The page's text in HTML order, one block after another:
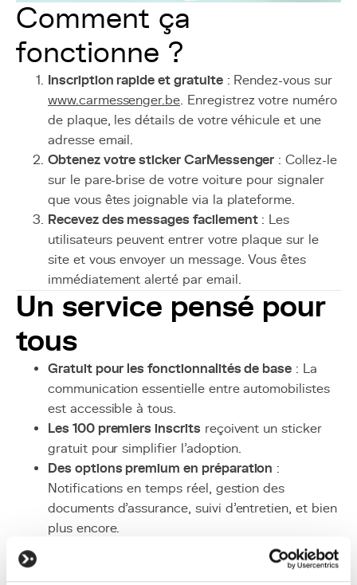
Comment ça
fonctionne ?
Inscription rapide et gratuite: Rendez-vous sur
www.carmessenger.be. Enregistrez votre numéro
de plaque, les détails de votre véhicule et une
adresse email.
Obtenez votre sticker CarMessenger : Collez-le
sur le pare-brise de votre voiture pour signaler
que vous êtes joignable via la plateforme.
Recevez des messages facilement: Les
utilisateurs peuvent entrer votre plaque sur le
site et vous envoyer un message. Vous êtes
immédiatement alerté par email.
Un service pensé pour
tous
Gratuit pour les fonctionnalités de base : La
communication essentielle entre automobilistes
est accessible à tous.
Les 100 premiers inscrits reçoivent un sticker
gratuit pour simplifier l’adoption.
Des options premium en préparation :
Notifications en temps réel, gestion des
documents d’assurance, suivi d’entretien, et bien
plus encore.
Un futur plein de